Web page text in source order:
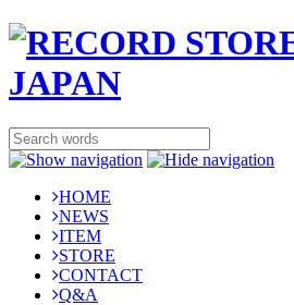
HOME
NEWS
ITEM
STORE
CONTACT
Q&A